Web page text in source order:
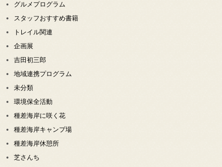
グルメプログラム
スタッフおすすめ書籍
トレイル関連
企画展
吉田初三郎
地域連携プログラム
未分類
環境保全活動
種差海岸に咲く花
種差海岸キャンプ場
種差海岸休憩所
芝さんち